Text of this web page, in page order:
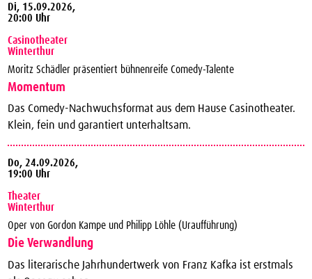
Di, 15.09.2026,
20:00 Uhr
Casinotheater
Winterthur
Moritz Schädler präsentiert bühnenreife Comedy-Talente
Momentum
Das Comedy-Nachwuchsformat aus dem Hause Casinotheater.
Klein, fein und garantiert unterhaltsam.
Do,24.09.2026,
19:00 Uhr
Theater
Winterthur
Oper von Gordon Kampe und Philipp Löhle (Uraufführung)
Die Verwandlung
Das literarische Jahrhundertwerk von Franz Kafka ist erstmals